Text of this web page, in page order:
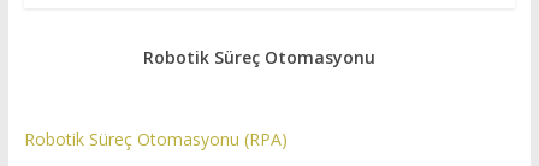
Robotik Süreç Otomasyonu
Robotik Süreç Otomasyonu (RPA)